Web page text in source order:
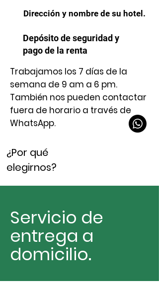
Dirección y nombre de su hotel.
Depósito de seguridad y
pago de la renta
Trabajamos los 7 días de la
semana de 9 am a 6 pm.
También nos pueden contactar
fuera de horario a través de
WhatsApp.
¿Por qué
elegirnos?
Servicio de
entrega a
domicilio.